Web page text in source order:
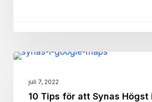
(Mallar
Guide
2025)
10
juli 7, 2022
10 Tips för att Synas Högst